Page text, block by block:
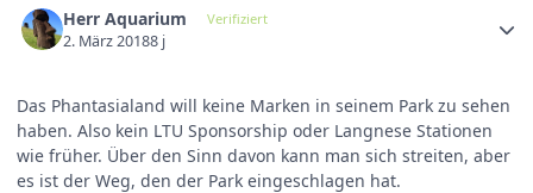
Herr Aquarium Verifiziert
2. März 20188 j
Das Phantasialand will keine Marken in seinem Park zu sehen
haben. Also kein LTU Sponsorship oder Langnese Stationen
wie früher. Über den Sinn davon kann man sich streiten, aber
es ist der Weg, den der Park eingeschlagen hat.